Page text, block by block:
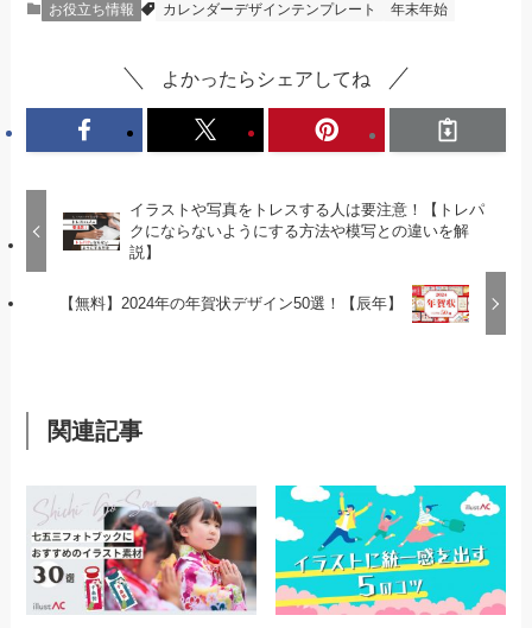
お役立ち情報 カレンダーデザインテンプレート 年末年始
よかったらシェアしてね
イラストや写真をトレスする人は要注意！【トレパ
クにならないようにする方法や模写との違いを解
説】
【無料】2024年の年賀状デザイン50選！【辰年】
関連記事